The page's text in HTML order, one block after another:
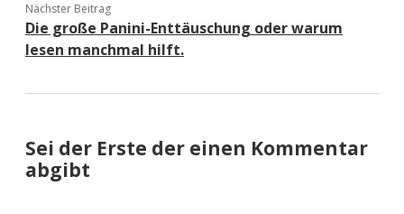
Nächster Beitrag
Die große Panini-Enttäuschung oder warum
lesen manchmal hilft.
Sei der Erste der einen Kommentar
abgibt